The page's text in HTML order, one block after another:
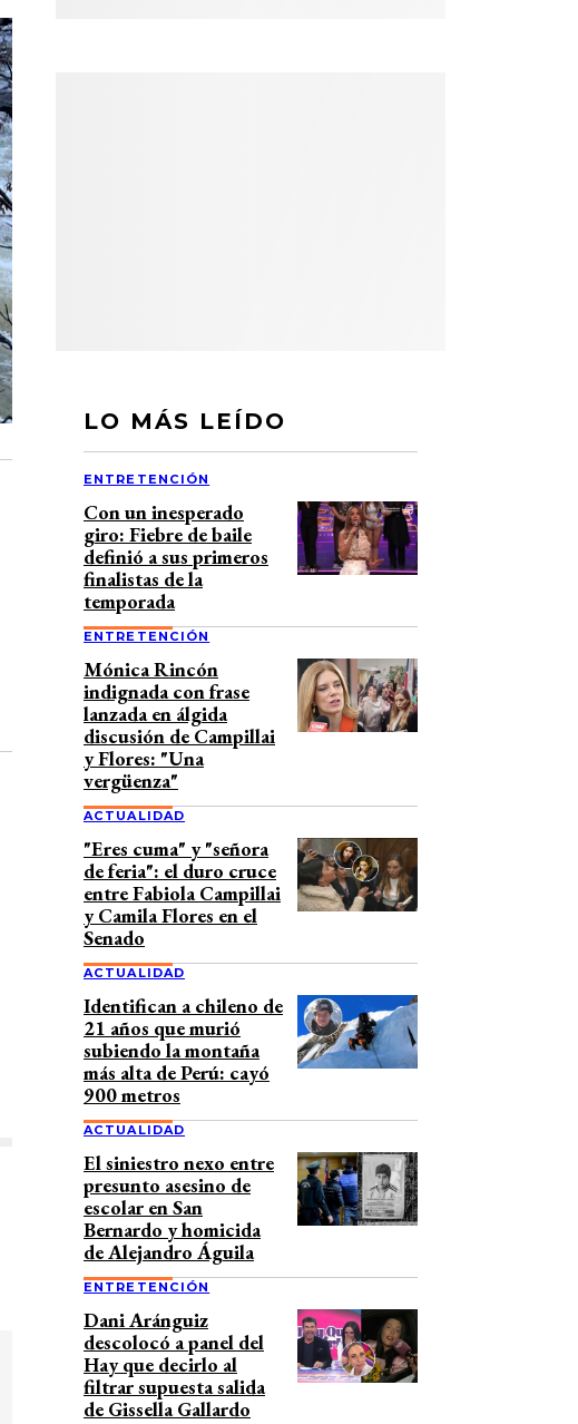
LO MÁS LEÍDO
ENTRETENCIÓN
Con un inesperado
giro: Fiebre de baile
definió a sus primeros
finalistas de la
temporada
ENTRETENCIÓN
Mónica Rincón
indignada con frase
lanzada en álgida
discusión de Campillai
y Flores: "Una
vergüenza"
ACTUALIDAD
"Eres cuma" y "señora
de feria": el duro cruce
entre Fabiola Campillai
y Camila Flores en el
Senado
ACTUALIDAD
Identifican a chileno de
21 años que murió
subiendo la montaña
más alta de Perú: cayó
900 metros
ACTUALIDAD
El siniestro nexo entre
presunto asesino de
escolar en San
Bernardo y homicida
de Alejandro Águila
ENTRETENCIÓN
Dani Aránguiz
descolocó a panel del
Hay que decirlo al
filtrar supuesta salida
de Gissella Gallardo